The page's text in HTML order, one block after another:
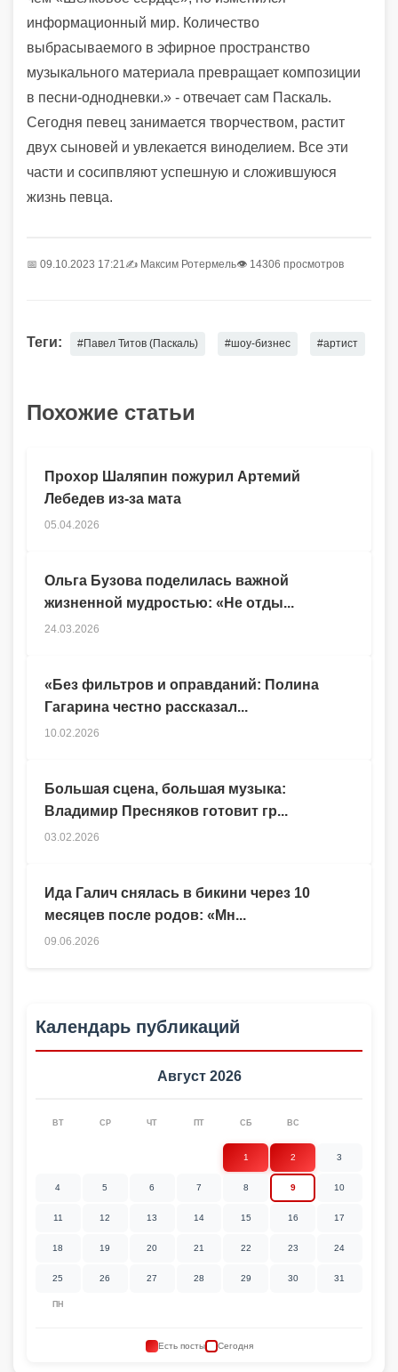
информационный мир. Количество
выбрасываемого в эфирное пространство
музыкального материала превращает композиции
в песни-однодневки.» - отвечает сам Паскаль.
Сегодня певец занимается творчеством, растит
двух сыновей и увлекается виноделием. Все эти
части и сосипвляют успешную и сложившуюся
жизнь певца.
📅 09.10.2023 17:21 ✍️ Максим Ротермель👁 14306 просмотров
Теги: #Павел Титов (Паскаль) #шоу-бизнес #артист
Похожие статьи
Ида Галич снялась в бикини через 10
месяцев после родов: «Мн...
09.06.2026
Прохор Шаляпин пожурил Артемий
Лебедев из-за мата
05.04.2026
Ольга Бузова поделилась важной
жизненной мудростью: «Не отды...
24.03.2026
«Без фильтров и оправданий: Полина
Гагарина честно рассказал...
10.02.2026
Большая сцена, большая музыка:
Владимир Пресняков готовит гр...
03.02.2026
Календарь публикаций
Август 2026
ПН
ВТ СР ЧТ ПТ СБ ВС
1 2 3
4 5 6 7 8 9 10
11 12 13 14 15 16 17
18 19 20 21 22 23 24
25 26 27 28 29 30 31
Есть посты Сегодня